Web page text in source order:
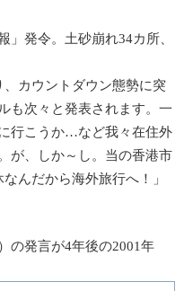
発令。土砂崩れ34カ所、
、カウントダウン態勢に突
も次々と発表されます。一
行こうか…など我々在住外
が、しか～し。当の香港市
んだから海外旅行へ！」
の発言が4年後の2001年